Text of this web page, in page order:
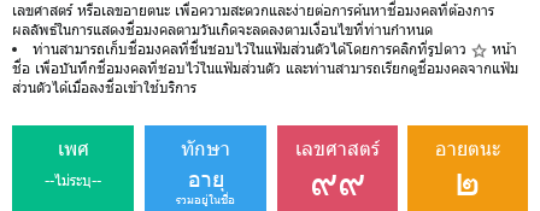
เลขศาสตร์ หรือเลขอายตนะ เพื่อความสะดวกและง่ายต่อการค้นหาชื่อมงคลที่ต้องการ
ผลลัพธ์ในการแสดงชื่อมงคลตามวันเกิดจะลดลงตามเงื่อนไขที่ท่านกำหนด
ท่านสามารถเก็บชื่อมงคลที่ชื่นชอบไว้ในแฟ้มส่วนตัวได้โดยการคลิกที่รูปดาว
หน้า
ชื่อ เพื่อบันทึกชื่อมงคลที่ชอบไว้ในแฟ้มส่วนตัว และท่านสามารถเรียกดูชื่อมงคลจากแฟ้ม
ส่วนตัวได้เมื่อลงชื่อเข้าใช้บริการ
เพศ
--ไม่ระบุ--
ทักษา
อายุ
รวมอยู่ในชื่อ
เลขศาสตร์
๙๙
อายตนะ
๒